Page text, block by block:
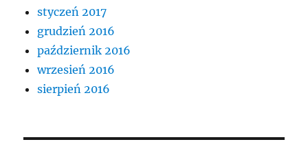
styczeń 2017
grudzień 2016
październik 2016
wrzesień 2016
sierpień 2016